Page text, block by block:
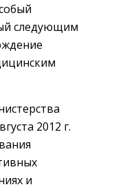
следующим
2012 г.
и